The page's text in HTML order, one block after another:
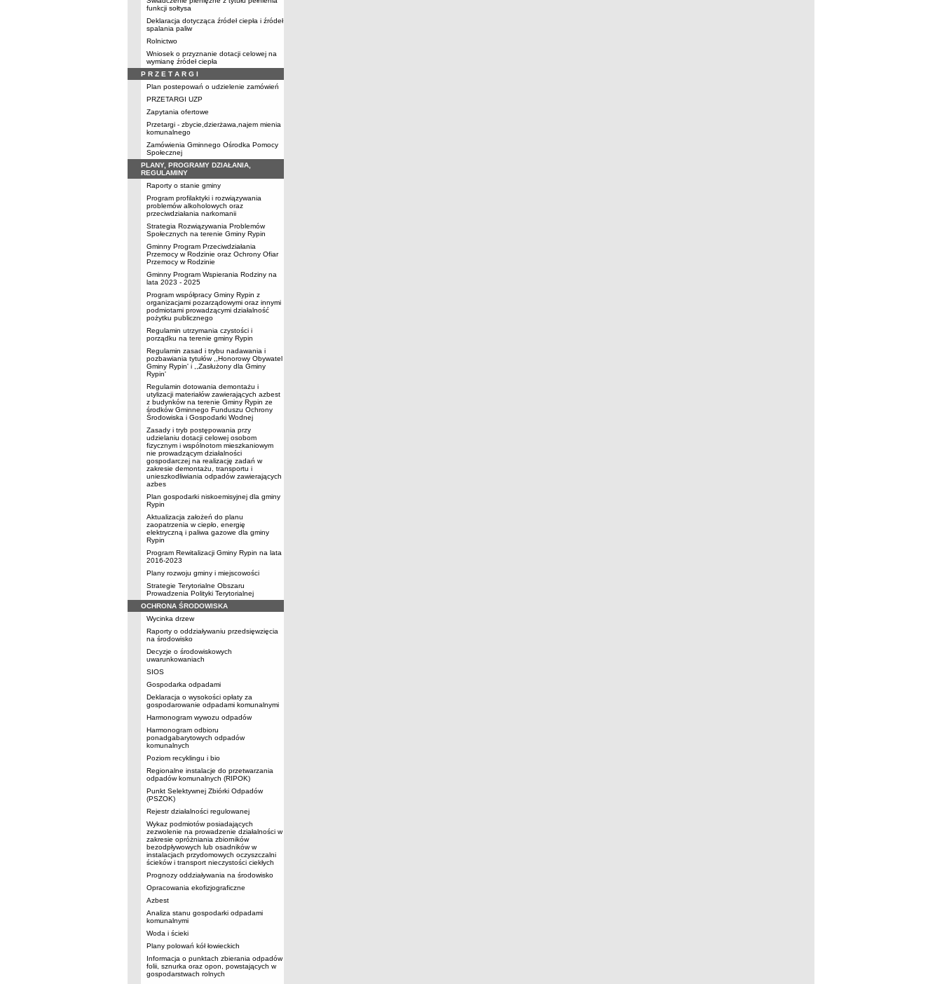
funkcji sołtysa
Deklaracja dotycząca źródeł ciepła i źródeł
spalania paliw
Rolnictwo
Wniosek o przyznanie dotacji celowej na
wymianę źródeł ciepła
P R Z E T A R G I
Plan postepowań o udzielenie zamówień
PRZETARGI UZP
Zapytania ofertowe
Przetargi - zbycie,dzierżawa,najem mienia
komunalnego
Zamówienia Gminnego Ośrodka Pomocy
Społecznej
PLANY, PROGRAMY DZIAŁANIA,
REGULAMINY
Raporty o stanie gminy
Program profilaktyki i rozwiązywania
problemów alkoholowych oraz
przeciwdziałania narkomanii
Strategia Rozwiązywania Problemów
Społecznych na terenie Gminy Rypin
Gminny Program Przeciwdziałania
Przemocy w Rodzinie oraz Ochrony Ofiar
Przemocy w Rodzinie
Gminny Program Wspierania Rodziny na
lata 2023 - 2025
Program współpracy Gminy Rypin z
organizacjami pozarządowymi oraz innymi
podmiotami prowadzącymi działalność
pożytku publicznego
Regulamin utrzymania czystości i
porządku na terenie gminy Rypin
Regulamin zasad i trybu nadawania i
pozbawiania tytułów ,,Honorowy Obywatel
Gminy Rypin' i ,,Zasłużony dla Gminy
Rypin'
Regulamin dotowania demontażu i
utylizacji materiałów zawierających azbest
z budynków na terenie Gminy Rypin ze
środków Gminnego Funduszu Ochrony
Środowiska i Gospodarki Wodnej
Zasady i tryb postępowania przy
udzielaniu dotacji celowej osobom
fizycznym i wspólnotom mieszkaniowym
nie prowadzącym działalności
gospodarczej na realizację zadań w
zakresie demontażu, transportu i
unieszkodliwiania odpadów zawierających
azbes
Plan gospodarki niskoemisyjnej dla gminy
Rypin
Aktualizacja założeń do planu
zaopatrzenia w ciepło, energię
elektryczną i paliwa gazowe dla gminy
Rypin
Program Rewitalizacji Gminy Rypin na lata
2016-2023
Plany rozwoju gminy i miejscowości
Strategie Terytorialne Obszaru
Prowadzenia Polityki Terytorialnej
OCHRONA ŚRODOWISKA
Wycinka drzew
Raporty o oddziaływaniu przedsięwzięcia
na środowisko
Decyzje o środowiskowych
uwarunkowaniach
SIOS
Gospodarka odpadami
Deklaracja o wysokości opłaty za
gospodarowanie odpadami komunalnymi
Harmonogram wywozu odpadów
Harmonogram odbioru
ponadgabarytowych odpadów
komunalnych
Poziom recyklingu i bio
Regionalne instalacje do przetwarzania
odpadów komunalnych (RIPOK)
Punkt Selektywnej Zbiórki Odpadów
(PSZOK)
Rejestr działalności regulowanej
Wykaz podmiotów posiadających
zezwolenie na prowadzenie działalności w
zakresie opróżniania zbiorników
bezodpływowych lub osadników w
instalacjach przydomowych oczyszczalni
ścieków i transport nieczystości ciekłych
Prognozy oddziaływania na środowisko
Opracowania ekofizjograficzne
Azbest
Analiza stanu gospodarki odpadami
komunalnymi
Woda i ścieki
Plany polowań kół łowieckich
Informacja o punktach zbierania odpadów
folii, sznurka oraz opon, powstających w
gospodarstwach rolnych